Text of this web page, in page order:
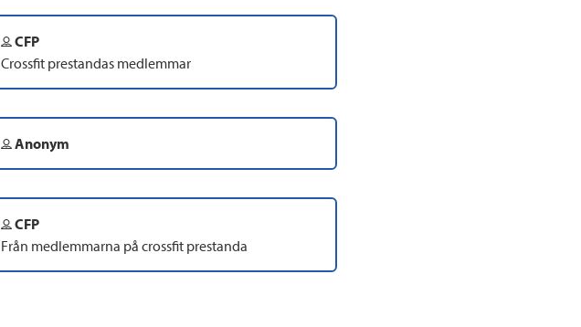
CFP
Crossfit prestandas medlemmar
Anonym
CFP
Från medlemmarna på crossfit prestanda